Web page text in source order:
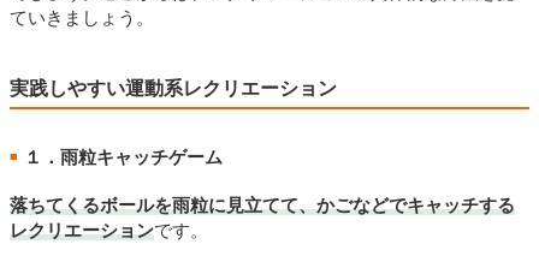
ていきましょう。
実践しやすい運動系レクリエーション
■ １．雨粒キャッチゲーム
落ちてくるボールを雨粒に見立てて、かごなどでキャッチする
レクリエーションです。